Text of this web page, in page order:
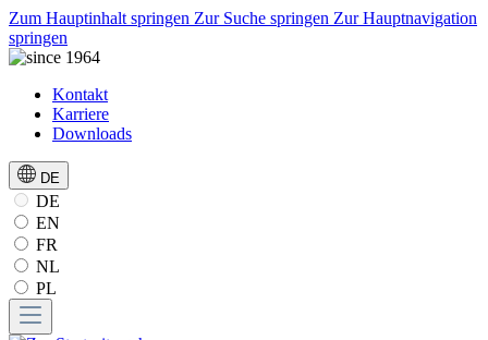
Zum Hauptinhalt springen Zur Suche springen Zur Hauptnavigation
springen
Kontakt
Karriere
Downloads
DE
DE
EN
FR
NL
PL